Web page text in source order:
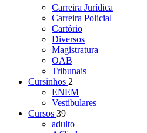
Carreira Jurídica
Carreira Policial
Cartório
Diversos
Magistratura
OAB
Tribunais
Cursinhos 2
ENEM
Vestibulares
Cursos 39
adulto